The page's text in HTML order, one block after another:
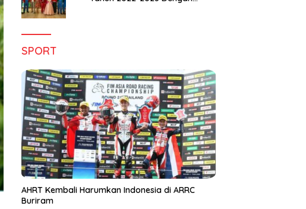
SPORT
AHRT Kembali Harumkan Indonesia di ARRC
Buriram